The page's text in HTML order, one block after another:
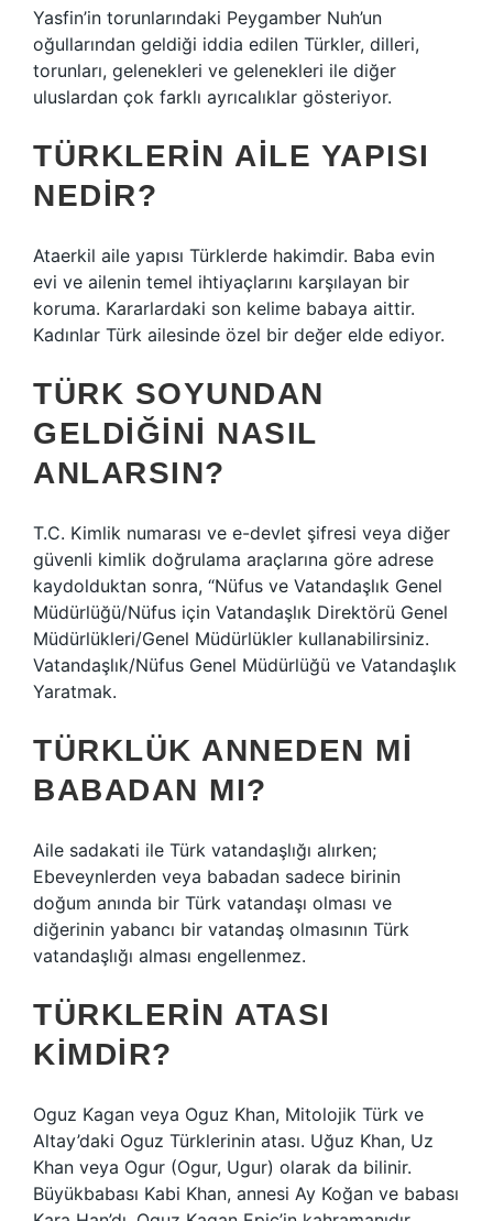
Yasfin’in torunlarındaki Peygamber Nuh’un
oğullarından geldiği iddia edilen Türkler, dilleri,
torunları, gelenekleri ve gelenekleri ile diğer
uluslardan çok farklı ayrıcalıklar gösteriyor.
TÜRKLERIN AILE YAPISI
NEDIR?
Ataerkil aile yapısı Türklerde hakimdir. Baba evin
evi ve ailenin temel ihtiyaçlarını karşılayan bir
koruma. Kararlardaki son kelime babaya aittir.
Kadınlar Türk ailesinde özel bir değer elde ediyor.
TÜRK SOYUNDAN
GELDIĞINI NASIL
ANLARSIN?
T.C. Kimlik numarası ve e-devlet şifresi veya diğer
güvenli kimlik doğrulama araçlarına göre adrese
kaydolduktan sonra, “Nüfus ve Vatandaşlık Genel
Müdürlüğü/Nüfus için Vatandaşlık Direktörü Genel
Müdürlükleri/Genel Müdürlükler kullanabilirsiniz.
Vatandaşlık/Nüfus Genel Müdürlüğü ve Vatandaşlık
Yaratmak.
TÜRKLÜK ANNEDEN MI
BABADAN MI?
Aile sadakati ile Türk vatandaşlığı alırken;
Ebeveynlerden veya babadan sadece birinin
doğum anında bir Türk vatandaşı olması ve
diğerinin yabancı bir vatandaş olmasının Türk
vatandaşlığı alması engellenmez.
TÜRKLERIN ATASI
KIMDIR?
Oguz Kagan veya Oguz Khan, Mitolojik Türk ve
Altay’daki Oguz Türklerinin atası. Uğuz Khan, Uz
Khan veya Ogur (Ogur, Ugur) olarak da bilinir.
Büyükbabası Kabi Khan, annesi Ay Koğan ve babası